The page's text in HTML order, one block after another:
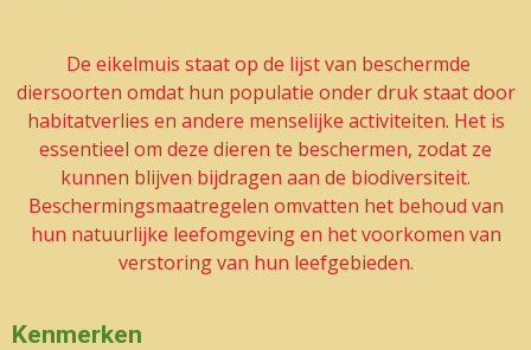
De eikelmuis staat op de lijst van beschermde
diersoorten omdat hun populatie onder druk staat door
habitatverlies en andere menselijke activiteiten. Het is
essentieel om deze dieren te beschermen, zodat ze
kunnen blijven bijdragen aan de biodiversiteit.
Beschermingsmaatregelen omvatten het behoud van
hun natuurlijke leefomgeving en het voorkomen van
verstoring van hun leefgebieden.
Kenmerken